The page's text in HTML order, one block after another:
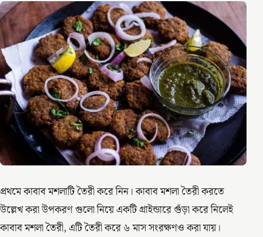
প্রথমে কাবাব মশলাটি তৈরী করে নিন। কাবাব মশলা তৈরী করতে
উল্লেখ করা উপকরণ গুলো নিয়ে একটি গ্ৰাইন্ডারে গুঁড়া করে নিলেই
কাবাব মশলা তৈরী, এটি তৈরী করে ৬ মাস সংরক্ষণও করা যায়।